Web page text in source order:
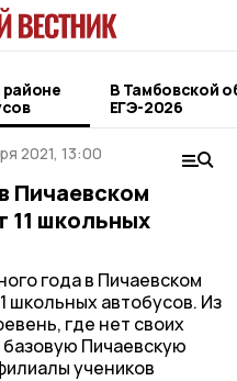
районе
В Тамбовской
ЕГЭ-2026
2021, 13:00
Пичаевском
11 школьных
года в Пичаевском
школьных автобусов. Из
где нет своих
Пичаевскую
учеников